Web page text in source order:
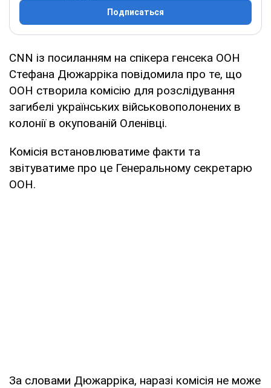
Подписаться
CNN із посиланням на спікера генсека ООН
Стефана Дюжарріка повідомила про те, що
ООН створила комісію для розслідування
загибелі українських військовополонених в
колонії в окупованій Оленівці.
Комісія встановлюватиме факти та
звітуватиме про це Генеральному секретарю
ООН.
За словами Дюжарріка, наразі комісія не може